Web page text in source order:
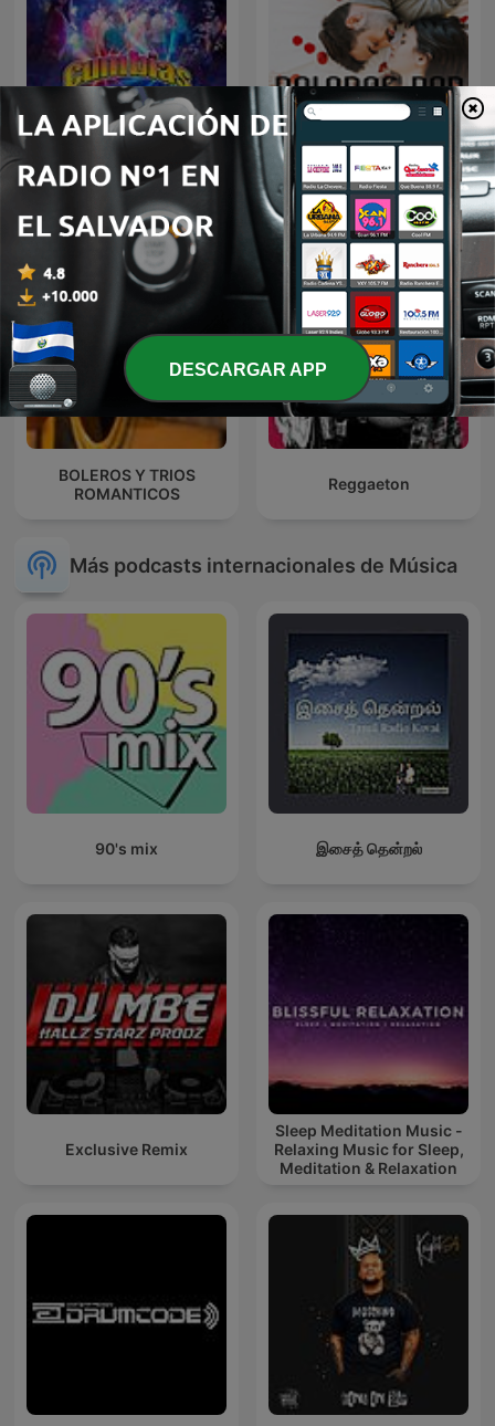
Cumbias Baladas Pop
BOLEROS Y TRIOS
ROMANTICOS
Reggaeton
Más podcasts internacionales de Música
90's mix இசைத் தென்றல்
Exclusive Remix
Sleep Meditation Music -
Relaxing Music for Sleep,
Meditation & Relaxation
DESCARGAR APP